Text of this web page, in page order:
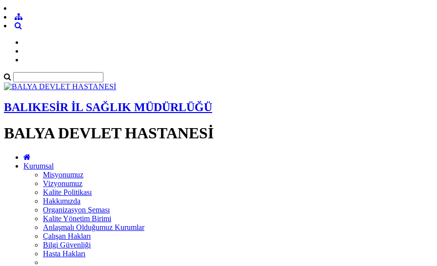
BALIKESİR İL SAĞLIK MÜDÜRLÜĞÜ
BALYA DEVLET HASTANESİ
Kurumsal
Misyonumuz
Vizyonumuz
Kalite Politikası
Hakkımızda
Organizasyon Şeması
Kalite Yönetim Birimi
Anlaşmalı Olduğumuz Kurumlar
Çalışan Hakları
Bilgi Güvenliği
Hasta Hakları